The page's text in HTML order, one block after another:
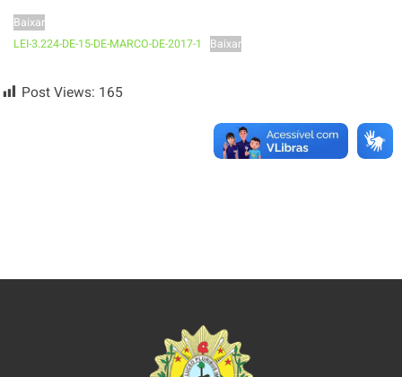
Baixar
LEI-3.224-DE-15-DE-MARCO-DE-2017-1
Baixar
Post Views: 165